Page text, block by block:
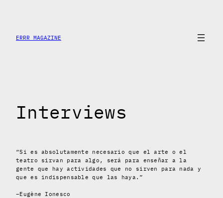
contenido
ERRR MAGAZINE
Interviews
“Si es absolutamente necesario que el arte o el
teatro sirvan para algo, será para enseñar a la
gente que hay actividades que no sirven para nada y
que es indispensable que las haya.”
–Eugène Ionesco